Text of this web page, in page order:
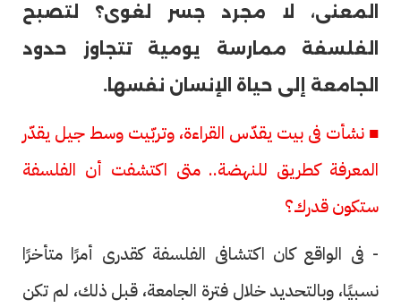
المعنى، لا مجرد جسر لغوى؟ لتصبح
الفلسفة ممارسة يومية تتجاوز حدود
الجامعة إلى حياة الإنسان نفسها.
■ نشأت فى بيت يقدّس القراءة، وتربّيت وسط جيل يقدّر
المعرفة كطريق للنهضة.. متى اكتشفت أن الفلسفة
ستكون قدرك؟
- فى الواقع كان اكتشافى الفلسفة كقدرى أمرًا متأخرًا
نسبيًا، وبالتحديد خلال فترة الجامعة، قبل ذلك، لم تكن